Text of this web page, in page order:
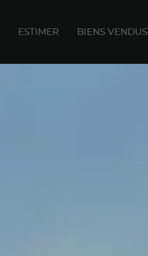
ESTIMER BIENS VENDUS